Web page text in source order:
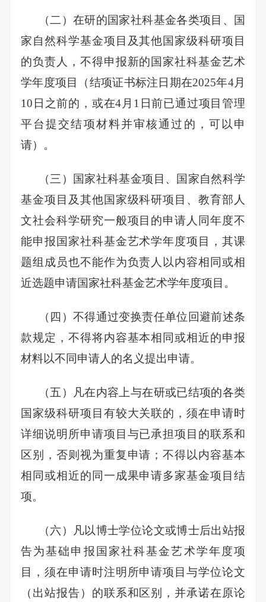
（二）在研的国家社科基金各类项目、国
家自然科学基金项目及其他国家级科研项目
的负责人，不得申报新的国家社科基金艺术
学年度项目（结项证书标注日期在2025年4月
10日之前的，或在4月1日前已通过项目管理
平台提交结项材料并审核通过的，可以申
请）。
（三）国家社科基金项目、国家自然科学
基金项目及其他国家级科研项目、教育部人
文社会科学研究一般项目的申请人同年度不
能申报国家社科基金艺术学年度项目，其课
题组成员也不能作为负责人以内容相同或相
近选题申请国家社科基金艺术学年度项目。
（四）不得通过变换责任单位回避前述条
款规定，不得将内容基本相同或相近的申报
材料以不同申请人的名义提出申请。
（五）凡在内容上与在研或已结项的各类
国家级科研项目有较大关联的，须在申请时
详细说明所申请项目与已承担项目的联系和
区别，否则视为重复申请；不得以内容基本
相同或相近的同一成果申请多家基金项目结
项。
（六）凡以博士学位论文或博士后出站报
告为基础申报国家社科基金艺术学年度项
目，须在申请时注明所申请项目与学位论文
（出站报告）的联系和区别，并承诺在原论